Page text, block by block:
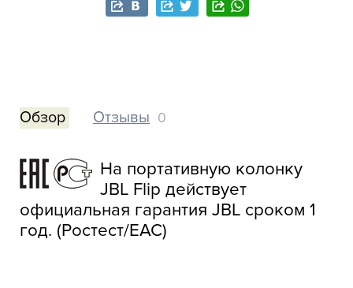
Обзор Отзывы 0
На портативную колонку
JBL Flip действует
официальная гарантия JBL сроком 1
год. (Ростест/EAC)